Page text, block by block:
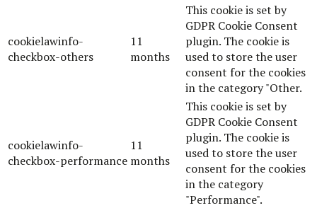
cookielawinfo-
checkbox-others
11
months
This cookie is set by
GDPR Cookie Consent
plugin. The cookie is
used to store the user
consent for the cookies
in the category "Other.
cookielawinfo-
checkbox-performance
11
months
This cookie is set by
GDPR Cookie Consent
plugin. The cookie is
used to store the user
consent for the cookies
in the category
"Performance".